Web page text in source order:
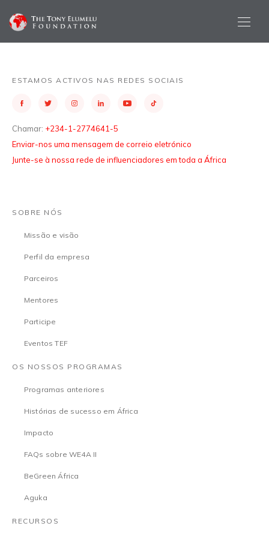
ESTAMOS ACTIVOS NAS REDES SOCIAIS
Chamar: +234-1-2774641-5
Enviar-nos uma mensagem de correio eletrónico
Junte-se à nossa rede de influenciadores em toda a África
SOBRE NÓS
Missão e visão
Perfil da empresa
Parceiros
Mentores
Participe
Eventos TEF
OS NOSSOS PROGRAMAS
Programas anteriores
Histórias de sucesso em África
Impacto
FAQs sobre WE4A II
BeGreen África
Aguka
RECURSOS